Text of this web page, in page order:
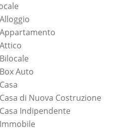
Auto
di Nuova Costruzione
Indipendente